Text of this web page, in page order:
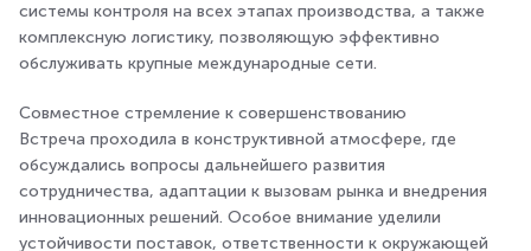
системы контроля на всех этапах производства, а также
комплексную логистику, позволяющую эффективно
обслуживать крупные международные сети.
Совместное стремление к совершенствованию
Встреча проходила в конструктивной атмосфере, где
обсуждались вопросы дальнейшего развития
сотрудничества, адаптации к вызовам рынка и внедрения
инновационных решений. Особое внимание уделили
устойчивости поставок, ответственности к окружающей